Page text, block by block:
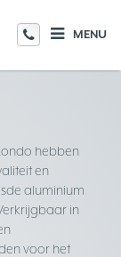
MENU
hebben
en
aluminium
in
voor het